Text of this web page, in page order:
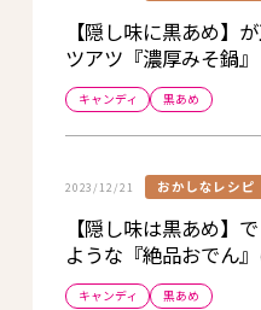
【隠し味に黒あめ】
ツアツ『濃厚みそ鍋』
キャンディ 黒あめ
2023/12/21 おかしなレシピ
【隠し味は黒あめ】
ような『絶品おでん
キャンディ 黒あめ